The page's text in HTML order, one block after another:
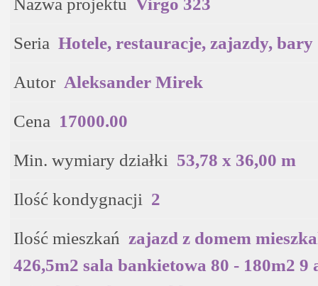
Nazwa projektu Virgo 323
Seria Hotele, restauracje, zajazdy, bary
Autor Aleksander Mirek
Cena 17000.00
Min. wymiary działki 53,78 x 36,00 m
Ilość kondygnacji 2
Ilość mieszkań zajazd z domem
426,5m2 sala bankietowa 80 - 180m2 9